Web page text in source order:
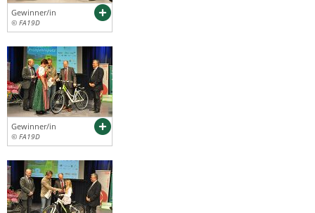
Gewinner/in
© FA19D
Gewinner/in
© FA19D